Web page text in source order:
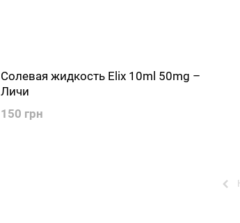
Солевая жидкость Elix 10ml 50mg –
Личи
150 грн